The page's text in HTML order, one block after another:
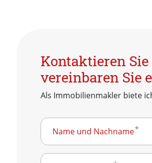
Kontaktieren
vereinbaren Sie
Als Immobilienmakler biete
Name und Nachname